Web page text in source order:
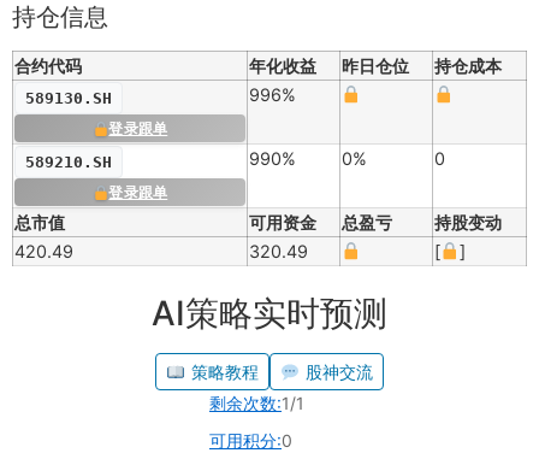
持仓信息
合约代码 年化收益 昨日仓位 持仓成本
589130.SH
登录跟单
996%
589210.SH
登录跟单
990% 0% 0
总市值 可用资金 总盈亏
持股变动
420.49
320.49 [ ]
AI策略实时预测
策略教程
股神交流
剩余次数:1/1
可用积分:0